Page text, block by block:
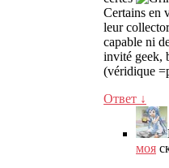
Certains en
leur
capable ni
invité geek,
(véridique
Ответ ↓
моя